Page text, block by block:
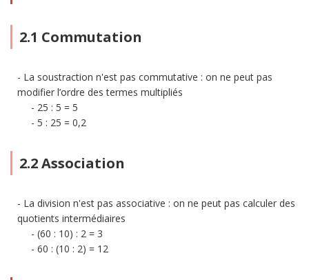
2.1 Commutation
La soustraction n'est pas commutative : on ne peut pas
modifier l’ordre des termes multipliés
25 : 5 = 5
5 : 25 = 0,2
2.2 Association
La division n'est pas associative : on ne peut pas calculer des
quotients intermédiaires
(60 : 10) : 2 = 3
60 : (10 : 2) = 12